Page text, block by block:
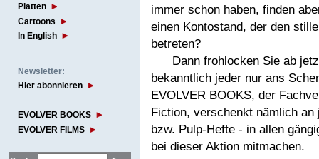
Platten
Cartoons
In English
Newsletter:
Hier abonnieren
EVOLVER BOOKS
EVOLVER FILMS
immer schon haben, finden
einen Kontostand, der den
betreten?
Dann frohlocken Sie ab
bekanntlich jeder nur ans
EVOLVER BOOKS, der
Fiction, verschenkt nämlich an
bzw. Pulp-Hefte - in allen
bei dieser Aktion mitmachen.